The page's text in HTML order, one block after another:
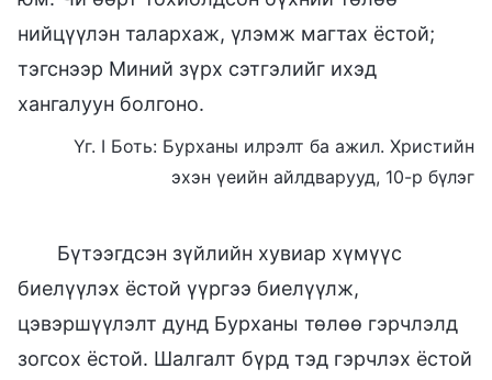
нийцүүлэн талархаж, үлэмж магтах ёстой;
тэгснээр Миний зүрх сэтгэлийг ихэд
хангалуун болгоно.
Үг. I Боть: Бурханы илрэлт ба ажил. Христийн
эхэн үеийн айлдварууд, 10-р бүлэг
Бүтээгдсэн зүйлийн хувиар хүмүүс
биелүүлэх ёстой үүргээ биелүүлж,
цэвэршүүлэлт дунд Бурханы төлөө гэрчлэлд
зогсох ёстой. Шалгалт бүрд тэд гэрчлэх ёстой